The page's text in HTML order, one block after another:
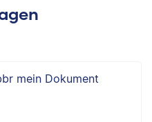
mein Dokument